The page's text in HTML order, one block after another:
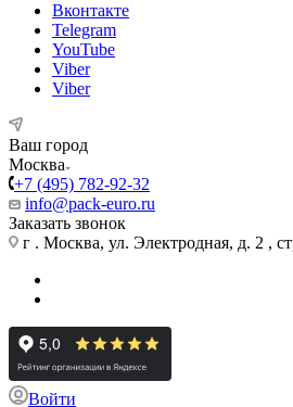
Вконтакте
Telegram
YouTube
Viber
Viber
Ваш город
Москва
+7 (495) 782-92-32
info@pack-euro.ru
Заказать звонок
г . Москва, ул. Электродная, д. 2 ,
Войти